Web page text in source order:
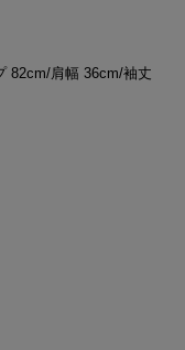
82cm/肩幅 36cm/袖丈